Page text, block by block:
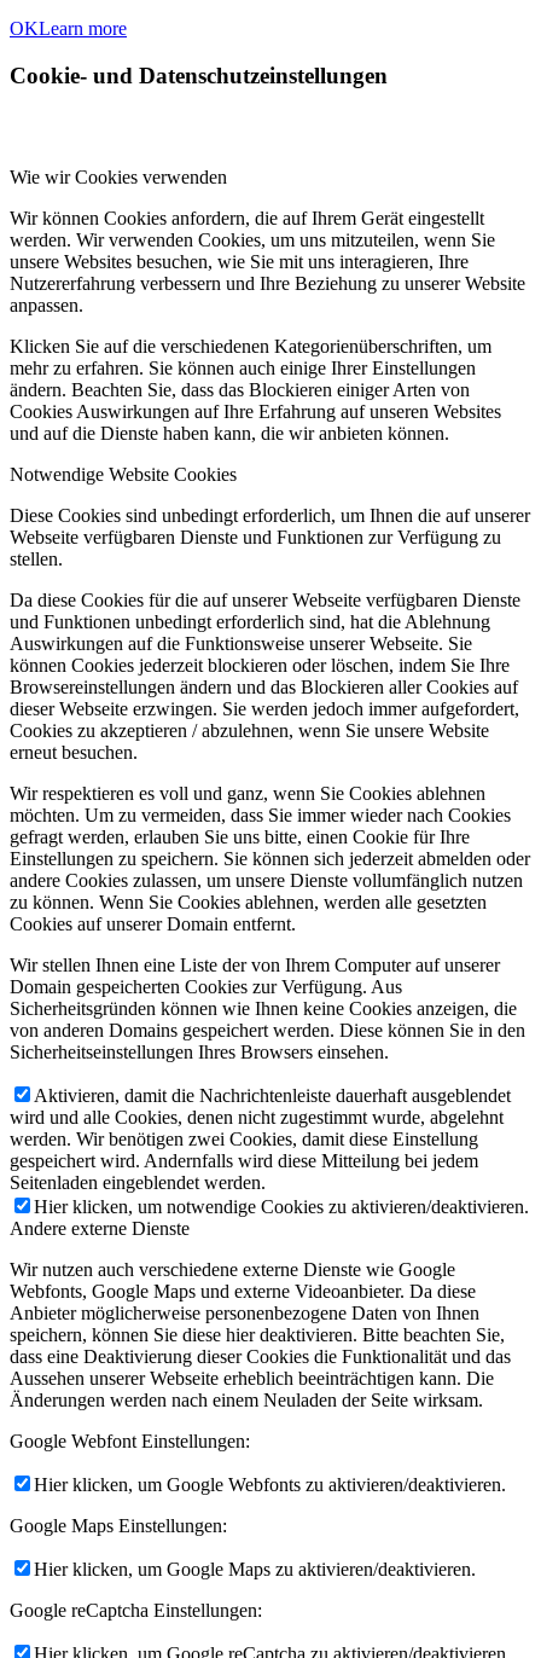
OKLearn more
Cookie- und Datenschutzeinstellungen
Wie wir Cookies verwenden
Wir können Cookies anfordern, die auf Ihrem Gerät eingestellt
werden. Wir verwenden Cookies, um uns mitzuteilen, wenn Sie
unsere Websites besuchen, wie Sie mit uns interagieren, Ihre
Nutzererfahrung verbessern und Ihre Beziehung zu unserer Website
anpassen.
Klicken Sie auf die verschiedenen Kategorienüberschriften, um
mehr zu erfahren. Sie können auch einige Ihrer Einstellungen
ändern. Beachten Sie, dass das Blockieren einiger Arten von
Cookies Auswirkungen auf Ihre Erfahrung auf unseren Websites
und auf die Dienste haben kann, die wir anbieten können.
Notwendige Website Cookies
Diese Cookies sind unbedingt erforderlich, um Ihnen die auf unserer
Webseite verfügbaren Dienste und Funktionen zur Verfügung zu
stellen.
Da diese Cookies für die auf unserer Webseite verfügbaren Dienste
und Funktionen unbedingt erforderlich sind, hat die Ablehnung
Auswirkungen auf die Funktionsweise unserer Webseite. Sie
können Cookies jederzeit blockieren oder löschen, indem Sie Ihre
Browsereinstellungen ändern und das Blockieren aller Cookies auf
dieser Webseite erzwingen. Sie werden jedoch immer aufgefordert,
Cookies zu akzeptieren / abzulehnen, wenn Sie unsere Website
erneut besuchen.
Wir respektieren es voll und ganz, wenn Sie Cookies ablehnen
möchten. Um zu vermeiden, dass Sie immer wieder nach Cookies
gefragt werden, erlauben Sie uns bitte, einen Cookie für Ihre
Einstellungen zu speichern. Sie können sich jederzeit abmelden oder
andere Cookies zulassen, um unsere Dienste vollumfänglich nutzen
zu können. Wenn Sie Cookies ablehnen, werden alle gesetzten
Cookies auf unserer Domain entfernt.
Wir stellen Ihnen eine Liste der von Ihrem Computer auf unserer
Domain gespeicherten Cookies zur Verfügung. Aus
Sicherheitsgründen können wie Ihnen keine Cookies anzeigen, die
von anderen Domains gespeichert werden. Diese können Sie in den
Sicherheitseinstellungen Ihres Browsers einsehen.
Aktivieren, damit die Nachrichtenleiste dauerhaft ausgeblendet
wird und alle Cookies, denen nicht zugestimmt wurde, abgelehnt
werden. Wir benötigen zwei Cookies, damit diese Einstellung
gespeichert wird. Andernfalls wird diese Mitteilung bei jedem
Seitenladen eingeblendet werden.
Hier klicken, um notwendige Cookies zu aktivieren/deaktivieren.
Andere externe Dienste
Wir nutzen auch verschiedene externe Dienste wie Google
Webfonts, Google Maps und externe Videoanbieter. Da diese
Anbieter möglicherweise personenbezogene Daten von Ihnen
speichern, können Sie diese hier deaktivieren. Bitte beachten Sie,
dass eine Deaktivierung dieser Cookies die Funktionalität und das
Aussehen unserer Webseite erheblich beeinträchtigen kann. Die
Änderungen werden nach einem Neuladen der Seite wirksam.
Google Webfont Einstellungen:
Hier klicken, um Google Webfonts zu aktivieren/deaktivieren.
Google Maps Einstellungen:
Hier klicken, um Google Maps zu aktivieren/deaktivieren.
Google reCaptcha Einstellungen: